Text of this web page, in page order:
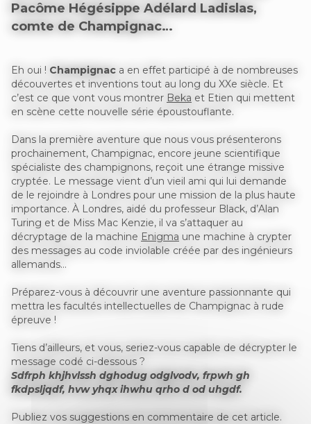
Pacôme Hégésippe Adélard Ladislas,
comte de Champignac…
Eh oui ! Champignac a en effet participé à de nombreuses
découvertes et inventions tout au long du XXe siècle. Et
c’est ce que vont vous montrer Beka et Etien qui mettent
en scène cette nouvelle série époustouflante.
Dans la première aventure que nous vous présenterons
prochainement, Champignac, encore jeune scientifique
spécialiste des champignons, reçoit une étrange missive
cryptée. Le message vient d’un vieil ami qui lui demande
de le rejoindre à Londres pour une mission de la plus haute
importance. À Londres, aidé du professeur Black, d’Alan
Turing et de Miss Mac Kenzie, il va s’attaquer au
décryptage de la machine Enigma une machine à crypter
des messages au code inviolable créée par des ingénieurs
allemands…
Préparez-vous à découvrir une aventure passionnante qui
mettra les facultés intellectuelles de Champignac à rude
épreuve !
Tiens d’ailleurs, et vous, seriez-vous capable de décrypter le
message codé ci-dessous ?
Sdfrph khjhvlssh dghodug odglvodv, frpwh gh
fkdpsljqdf, hvw yhqx ihwhu qrho d od uhgdf.
Publiez vos suggestions en commentaire de cet article.